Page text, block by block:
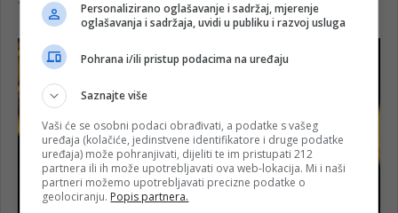
Personalizirano oglašavanje i sadržaj, mjerenje
oglašavanja i sadržaja, uvidi u publiku i razvoj usluga
Pohrana i/ili pristup podacima na uređaju
Saznajte više
Vaši će se osobni podaci obrađivati, a podatke s vašeg
uređaja (kolačiće, jedinstvene identifikatore i druge podatke
uređaja) može pohranjivati, dijeliti te im pristupati 212
partnera ili ih može upotrebljavati ova web-lokacija. Mi i naši
partneri možemo upotrebljavati precizne podatke o
geolociranju. Popis partnera.